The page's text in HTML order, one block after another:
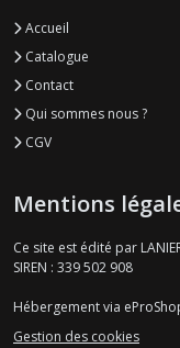
Accueil
Catalogue
Contact
Qui sommes nous ?
CGV
Mentions
Ce site est édité par
SIREN : 339 502 908
Hébergement via
Gestion des cookies